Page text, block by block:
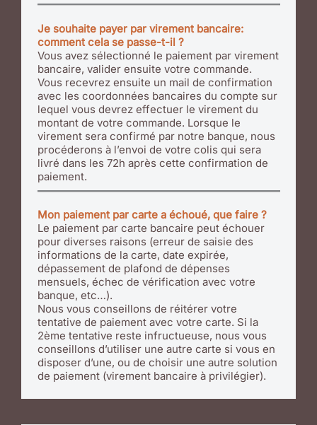
Je souhaite payer par virement bancaire:
comment cela se passe-t-il ?
Vous avez sélectionné le paiement par virement
bancaire, valider ensuite votre commande.
Vous recevrez ensuite un mail de confirmation
avec les coordonnées bancaires du compte sur
lequel vous devrez effectuer le virement du
montant de votre commande. Lorsque le
virement sera confirmé par notre banque, nous
procéderons à l’envoi de votre colis qui sera
livré dans les 72h après cette confirmation de
paiement.
Mon paiement par carte a échoué, que faire ?
Le paiement par carte bancaire peut échouer
pour diverses raisons (erreur de saisie des
informations de la carte, date expirée,
dépassement de plafond de dépenses
mensuels, échec de vérification avec votre
banque, etc…).
Nous vous conseillons de réitérer votre
tentative de paiement avec votre carte. Si la
2ème tentative reste infructueuse, nous vous
conseillons d’utiliser une autre carte si vous en
disposer d’une, ou de choisir une autre solution
de paiement (virement bancaire à privilégier).